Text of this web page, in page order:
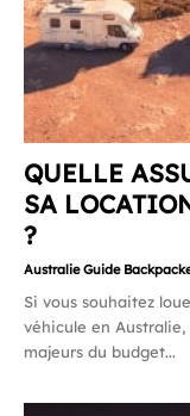
QUELLE
SA
?
Australie Guide
Si vous souhaitez
véhicule en Australie,
majeurs du budget...